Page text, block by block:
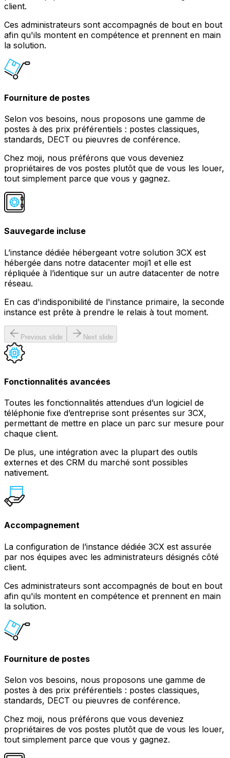
client.
Ces administrateurs sont accompagnés de bout en bout
afin qu'ils montent en compétence et prennent en main
la solution.
Fourniture de postes
Selon vos besoins, nous proposons une gamme de
postes à des prix préférentiels : postes classiques,
standards, DECT ou pieuvres de conférence.
Chez moji, nous préférons que vous deveniez
propriétaires de vos postes plutôt que de vous les louer,
tout simplement parce que vous y gagnez.
Sauvegarde incluse
L’instance dédiée hébergeant votre solution 3CX est
hébergée dans notre datacenter moji1 et elle est
répliquée à l’identique sur un autre datacenter de notre
réseau.
En cas d'indisponibilité de l'instance primaire, la seconde
instance est prête à prendre le relais à tout moment.
Previous slide Next slide
Fonctionnalités avancées
Toutes les fonctionnalités attendues d’un logiciel de
téléphonie fixe d’entreprise sont présentes sur 3CX,
permettant de mettre en place un parc sur mesure pour
chaque client.
De plus, une intégration avec la plupart des outils
externes et des CRM du marché sont possibles
nativement.
Accompagnement
La configuration de l’instance dédiée 3CX est assurée
par nos équipes avec les administrateurs désignés côté
client.
Ces administrateurs sont accompagnés de bout en bout
afin qu'ils montent en compétence et prennent en main
la solution.
Fourniture de postes
Selon vos besoins, nous proposons une gamme de
postes à des prix préférentiels : postes classiques,
standards, DECT ou pieuvres de conférence.
Chez moji, nous préférons que vous deveniez
propriétaires de vos postes plutôt que de vous les louer,
tout simplement parce que vous y gagnez.